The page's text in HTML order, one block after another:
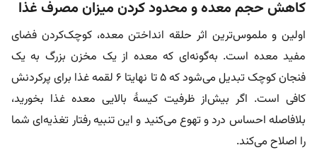
کاهش حجم معده و محدود کردن میزان مصرف غذا
اولین و ملموس‌ترین اثر حلقه انداختن معده، کوچک‌کردن فضای
مفید معده است. به‌گونه‌ای که معده از یک مخزن بزرگ به یک
فنجان کوچک تبدیل می‌شود که ۵ تا نهایتا ۶ لقمه غذا برای پرکردنش
کافی‌ است. اگر بیش‌از ظرفیت کیسۀ بالایی معده غذا بخورید،
بلافاصله احساس درد و تهوع می‌کنید و این تنبیه رفتار تغذیه‌ای شما
را اصلاح می‌کند.